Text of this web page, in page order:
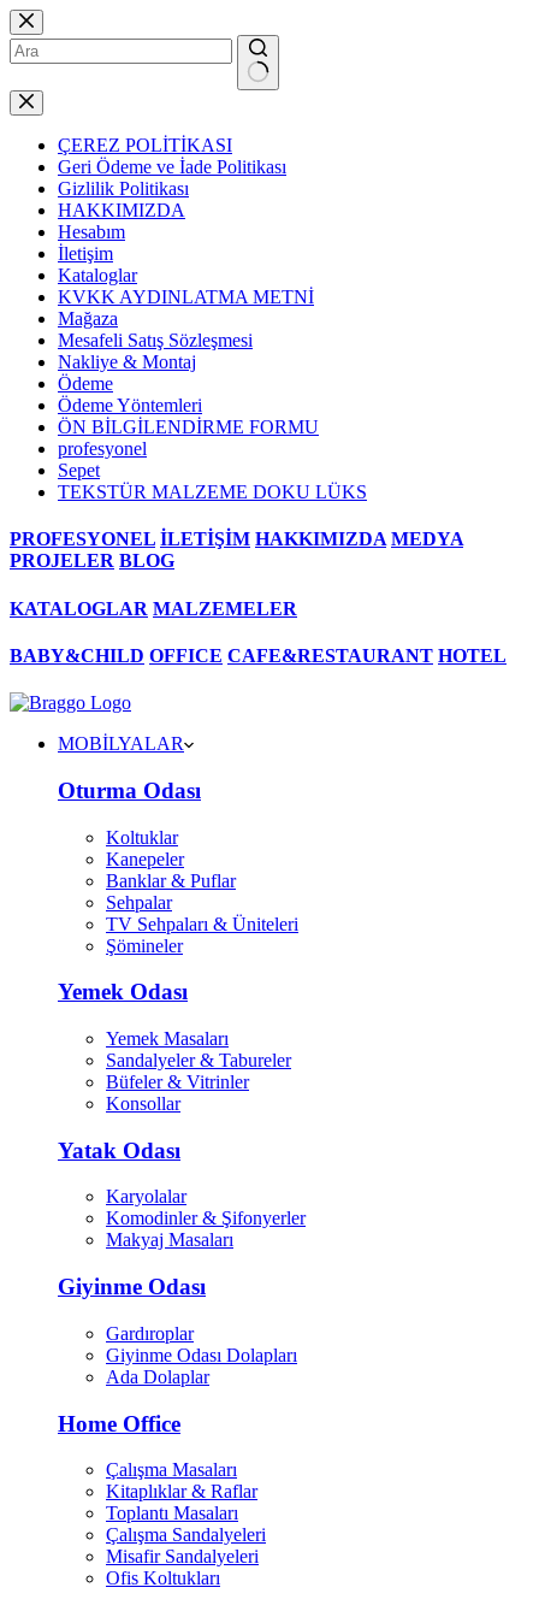
Skip
to
content
No
results
ÇEREZ POLİTİKASI
Geri Ödeme ve İade Politikası
Gizlilik Politikası
HAKKIMIZDA
Hesabım
İletişim
Kataloglar
KVKK AYDINLATMA METNİ
Mağaza
Mesafeli Satış Sözleşmesi
Nakliye & Montaj
Ödeme
Ödeme Yöntemleri
ÖN BİLGİLENDİRME FORMU
profesyonel
Sepet
TEKSTÜR MALZEME DOKU LÜKS
PROFESYONEL İLETİŞİM HAKKIMIZDA MEDYA
PROJELER BLOG
KATALOGLAR MALZEMELER
BABY&CHILD OFFICE CAFE&RESTAURANT HOTEL
MOBİLYALAR
Oturma Odası
Koltuklar
Kanepeler
Banklar & Puflar
Sehpalar
TV Sehpaları & Üniteleri
Şömineler
Yemek Odası
Yemek Masaları
Sandalyeler & Tabureler
Büfeler & Vitrinler
Konsollar
Yatak Odası
Karyolalar
Komodinler & Şifonyerler
Makyaj Masaları
Giyinme Odası
Gardıroplar
Giyinme Odası Dolapları
Ada Dolaplar
Home Office
Çalışma Masaları
Kitaplıklar & Raflar
Toplantı Masaları
Çalışma Sandalyeleri
Misafir Sandalyeleri
Ofis Koltukları